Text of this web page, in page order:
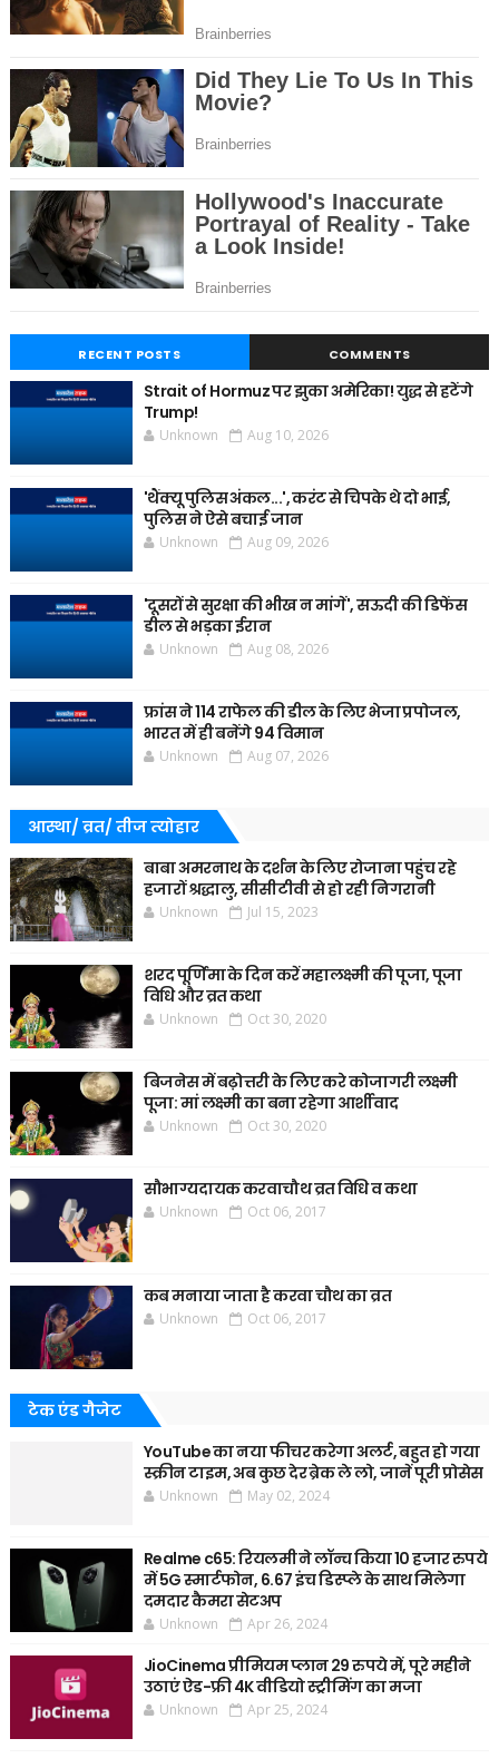
RECENT POSTS COMMENTS
Strait of Hormuz पर झुका अमेरिका! युद्ध से हटेंगे
Trump!
Unknown Aug 10, 2026
'थैंक्यू पुलिस अंकल...', करंट से चिपके थे दो भाई,
पुलिस ने ऐसे बचाई जान
Unknown Aug 09, 2026
'दूसरों से सुरक्षा की भीख न मांगें', सऊदी की डिफेंस
डील से भड़का ईरान
Unknown Aug 08, 2026
फ्रांस ने 114 राफेल की डील के लिए भेजा प्रपोजल,
भारत में ही बनेंगे 94 विमान
Unknown Aug 07, 2026
आस्था/ व्रत/ तीज त्‍योहार
बाबा अमरनाथ के दर्शन के लिए रोजाना पहुंच रहे
हजारों श्रद्धालु, सीसीटीवी से हो रही निगरानी
Unknown Jul 15, 2023
शरद पूर्णिमा के दिन करें महालक्ष्मी की पूजा, पूजा
विधि और व्रत कथा
Unknown Oct 30, 2020
बिजनेस में बढ़ोत्तरी के लिए करे कोजागरी लक्ष्मी
पूजा: मां लक्ष्मी का बना रहेगा आर्शीवाद
Unknown Oct 30, 2020
सौभाग्यदायक करवाचौथ व्रत विधि व कथा
Unknown Oct 06, 2017
कब मनाया जाता है करवा चौथ का व्रत
Unknown Oct 06, 2017
टेक एंड गैजेट
YouTube का नया फीचर करेगा अलर्ट, बहुत हो गया
स्क्रीन टाइम, अब कुछ देर ब्रेक ले लो, जानें पूरी प्रोसेस
Unknown May 02, 2024
Realme c65: रियलमी ने लॉन्च किया 10 हजार रुपये
में 5G स्मार्टफोन, 6.67 इंच डिस्प्ले के साथ मिलेगा
दमदार कैमरा सेटअप
Unknown Apr 26, 2024
JioCinema प्रीमियम प्लान 29 रुपये में, पूरे महीने
उठाएं ऐड-फ्री 4K वीडियो स्ट्रीमिंग का मजा
Unknown Apr 25, 2024